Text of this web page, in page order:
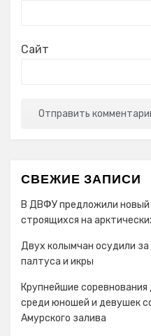
Сайт
СВЕЖИЕ ЗАПИСИ
В ДВФУ предложили новый
строящихся на
Двух колымчан осудили
палтуса и икры
Крупнейшие
среди юношей и девушек
Амурского залива